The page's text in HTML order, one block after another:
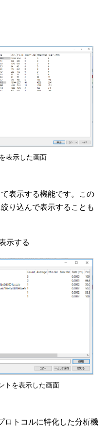
表示した画面
表示する機能です。この
り込んで表示することも
示する
トを表示した画面
ロトコルに特化した分析機